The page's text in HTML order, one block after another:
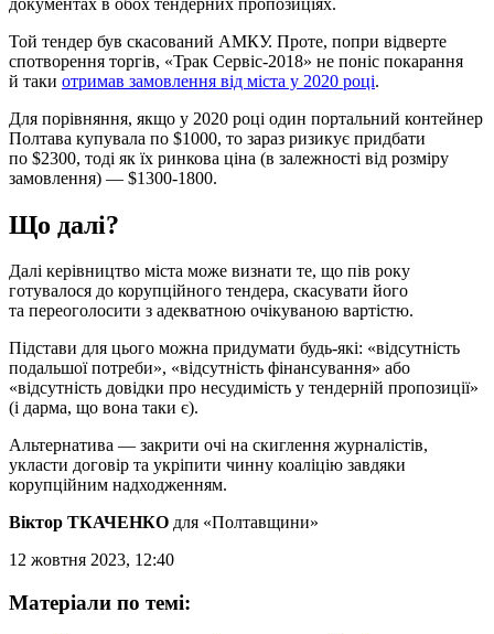
Той тендер був скасований АМКУ. Проте, попри відверте
спотворення торгів, «Трак Сервіс-2018» не поніс покарання
й таки отримав замовлення від міста у 2020 році.
Для порівняння, якщо у 2020 році один портальний контейнер
Полтава купувала по $1000, то зараз ризикує придбати
по $2300, тоді як їх ринкова ціна (в залежності від розміру
замовлення) — $1300-1800.
Що далі?
Далі керівництво міста може визнати те, що пів року
готувалося до корупційного тендера, скасувати його
та переоголосити з адекватною очікуваною вартістю.
Підстави для цього можна придумати будь-які: «відсутність
подальшої потреби», «відсутність фінансування» або
«відсутність довідки про несудимість у тендерній пропозиції»
(і дарма, що вона таки є).
Альтернатива — закрити очі на скиглення журналістів,
укласти договір та укріпити чинну коаліцію завдяки
корупційним надходженням.
Віктор ТКАЧЕНКО для «Полтавщини»
12 жовтня 2023, 12:40
Матеріали по темі: